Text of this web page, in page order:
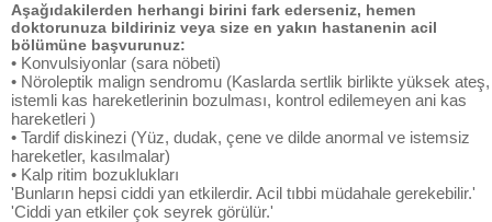
Aşağıdakilerden herhangi birini fark ederseniz, hemen
doktorunuza bildiriniz veya size en yakın hastanenin acil
bölümüne başvurunuz:
• Konvulsiyonlar (sara nöbeti)
• Nöroleptik malign sendromu (Kaslarda sertlik birlikte yüksek ateş,
istemli kas hareketlerinin bozulması, kontrol edilemeyen ani kas
hareketleri )
• Tardif diskinezi (Yüz, dudak, çene ve dilde anormal ve istemsiz
hareketler, kasılmalar)
• Kalp ritim bozuklukları
'Bunların hepsi ciddi yan etkilerdir. Acil tıbbi müdahale gerekebilir.'
'Ciddi yan etkiler çok seyrek görülür.'